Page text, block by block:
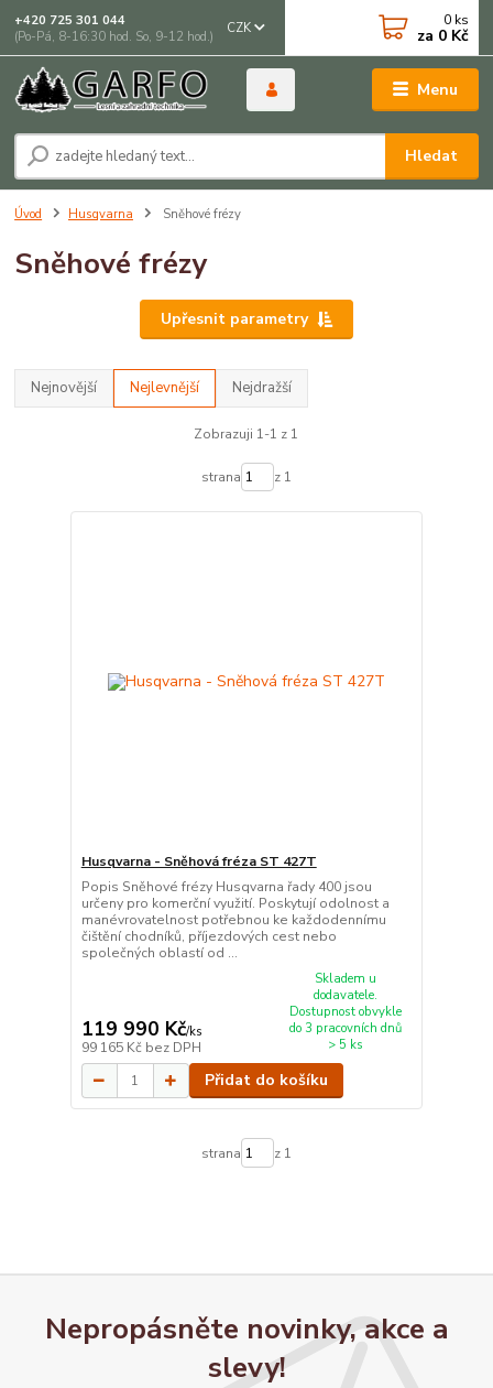
Menu
CZK
Hledat
+420 725 301 044
(Po-Pá, 8-16:30 hod. So, 9-12 hod.)
0 ks
za 0 Kč
Úvod Husqvarna Sněhové frézy
Sněhové frézy
Upřesnit parametry
Nejnovější Nejlevnější Nejdražší
Zobrazuji 1-1 z 1
strana z 1
Husqvarna - Sněhová fréza ST 427T
Popis Sněhové frézy Husqvarna řady 400 jsou
určeny pro komerční využití. Poskytují odolnost a
manévrovatelnost potřebnou ke každodennímu
čištění chodníků, příjezdových cest nebo
společných oblastí od ...
119 990 Kč/ks
99 165 Kč bez DPH
Skladem u
dodavatele.
Dostupnost obvykle
do 3 pracovních dnů
> 5 ks
Přidat do košíku
strana z 1
Nepropásněte novinky, akce a
slevy!